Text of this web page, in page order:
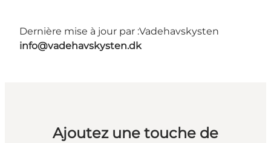
Dernière mise à jour par :Vadehavskysten
info@vadehavskysten.dk
Ajoutez une touche de